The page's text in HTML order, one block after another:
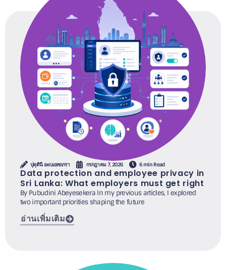
ปุพุดินี อะเบเยเซเกรา กรกฎาคม 7, 2026 6 min Read
Data protection and employee privacy in
Sri Lanka: What employers must get right
By Pubudini Abeyesekera In my previous articles, I explored
two important priorities shaping the future
อ่านเพิ่มเติม